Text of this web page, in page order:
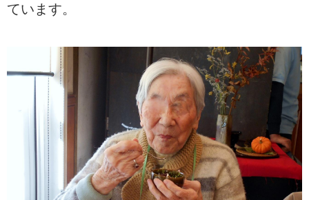
ています。